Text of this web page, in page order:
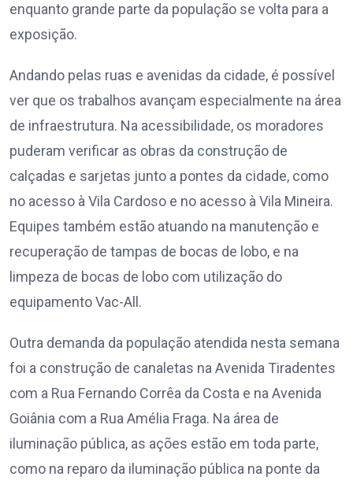
enquanto grande parte da população se volta para a
exposição.
Andando pelas ruas e avenidas da cidade, é possível
ver que os trabalhos avançam especialmente na área
de infraestrutura. Na acessibilidade, os moradores
puderam verificar as obras da construção de
calçadas e sarjetas junto a pontes da cidade, como
no acesso à Vila Cardoso e no acesso à Vila Mineira.
Equipes também estão atuando na manutenção e
recuperação de tampas de bocas de lobo, e na
limpeza de bocas de lobo com utilização do
equipamento Vac-All.
Outra demanda da população atendida nesta semana
foi a construção de canaletas na Avenida Tiradentes
com a Rua Fernando Corrêa da Costa e na Avenida
Goiânia com a Rua Amélia Fraga. Na área de
iluminação pública, as ações estão em toda parte,
como na reparo da iluminação pública na ponte da